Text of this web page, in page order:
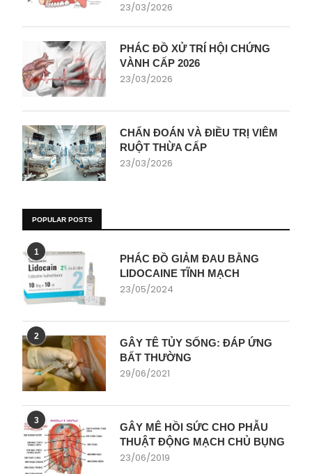
23/03/2026
PHÁC ĐỒ XỬ TRÍ HỘI CHỨNG
VÀNH CẤP 2026
23/03/2026
CHẨN ĐOÁN VÀ ĐIỀU TRỊ VIÊM
RUỘT THỪA CẤP
23/03/2026
POPULAR POSTS
1
PHÁC ĐỒ GIẢM ĐAU BẰNG
LIDOCAINE TĨNH MẠCH
23/05/2024
2
GÂY TÊ TỦY SỐNG: ĐÁP ỨNG
BẤT THƯỜNG
29/06/2021
3
GÂY MÊ HỒI SỨC CHO PHẪU
THUẬT ĐỘNG MẠCH CHỦ BỤNG
23/06/2019